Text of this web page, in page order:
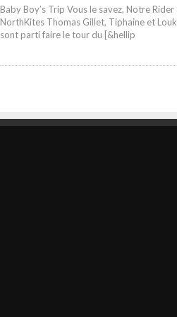
Baby Boy’s Trip Vous le savez, Notre Rider
NorthKites Thomas Gillet, Tiphaine et
sont parti faire le tour du [&hellip